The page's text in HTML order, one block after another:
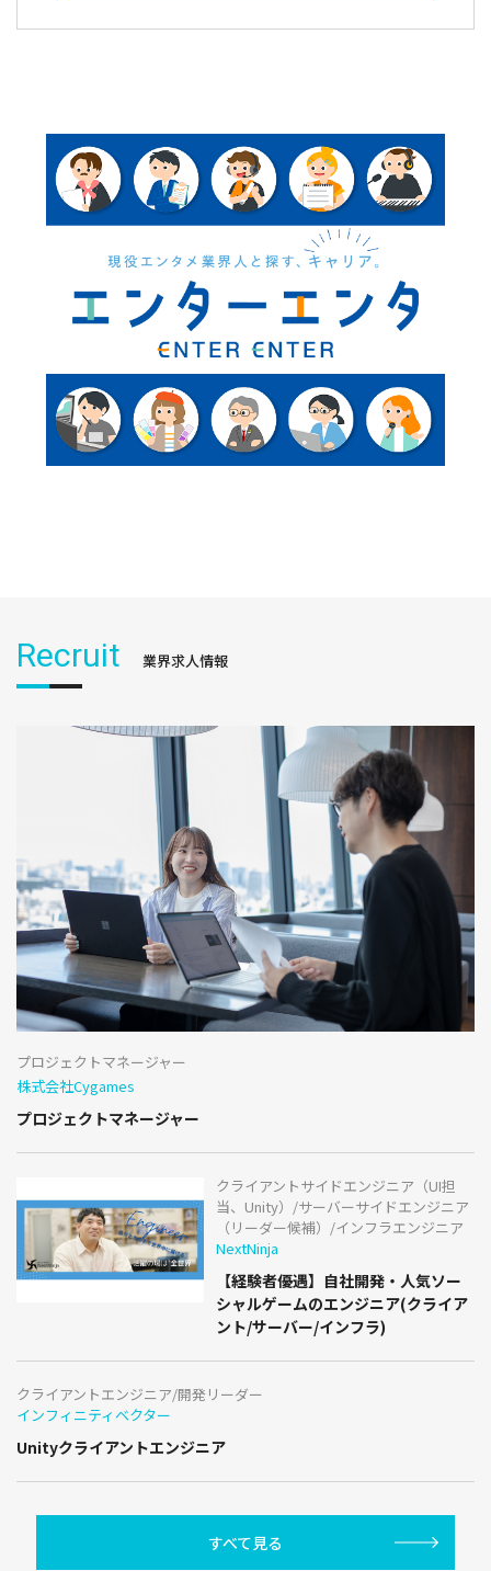
Recruit 業界求人情報
プロジェクトマネージャー
株式会社Cygames
プロジェクトマネージャー
クライアントサイドエンジニア（UI担
当、Unity）/サーバーサイドエンジニア
（リーダー候補）/インフラエンジニア
NextNinja
【経験者優遇】自社開発・人気ソー
シャルゲームのエンジニア(クライア
ント/サーバー/インフラ)
クライアントエンジニア/開発リーダー
インフィニティベクター
Unityクライアントエンジニア
すべて見る